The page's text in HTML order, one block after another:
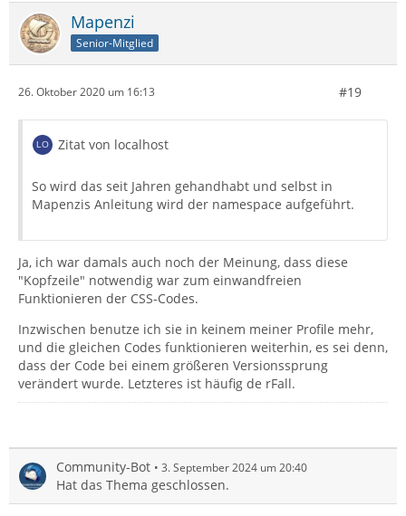
Mapenzi
Senior-Mitglied
26. Oktober 2020 um 16:13 #19
Zitat von localhost
So wird das seit Jahren gehandhabt und selbst in
Mapenzis Anleitung wird der namespace aufgeführt.
Ja, ich war damals auch noch der Meinung, dass diese
"Kopfzeile" notwendig war zum einwandfreien
Funktionieren der CSS-Codes.
Inzwischen benutze ich sie in keinem meiner Profile mehr,
und die gleichen Codes funktionieren weiterhin, es sei denn,
dass der Code bei einem größeren Versionssprung
verändert wurde. Letzteres ist häufig de rFall.
Community-Bot 3. September 2024 um 20:40
Hat das Thema geschlossen.